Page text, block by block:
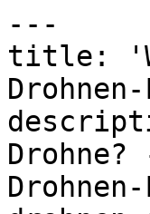
---
title: